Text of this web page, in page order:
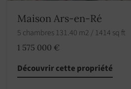
Maison Ars-en-Ré
5 chambres 131.40 m2 / 1414 sq ft
1 575 000 €
Découvrir cette propriété